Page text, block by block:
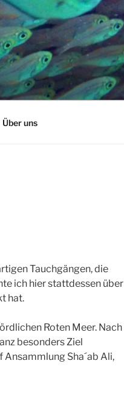
Über uns
Tauchgängen, die
ich hier stattdessen über
hat.
Roten Meer. Nach
besonders Ziel
Sha´ab Ali,